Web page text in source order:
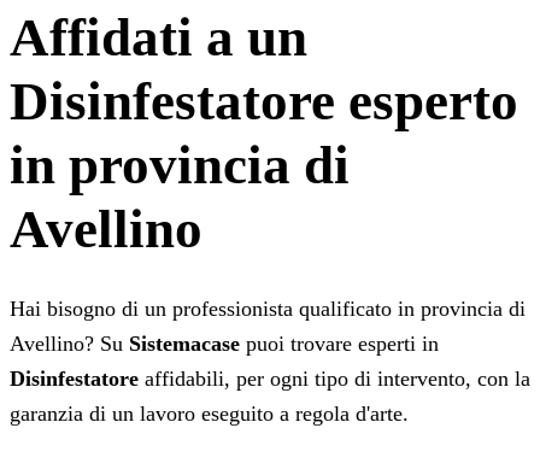
Affidati a un
Disinfestatore esperto
in provincia di
Avellino
Hai bisogno di un professionista qualificato in provincia di
Avellino? Su Sistemacase puoi trovare esperti in
Disinfestatore affidabili, per ogni tipo di intervento, con la
garanzia di un lavoro eseguito a regola d'arte.